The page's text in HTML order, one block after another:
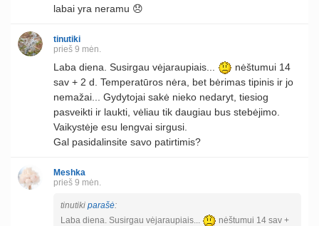
labai yra neramu 😞
tinutiki
prieš 9 mėn.
Laba diena. Susirgau vėjaraupiais...
nėštumui 14
sav + 2 d. Temperatūros nėra, bet bėrimas tipinis ir jo
nemažai... Gydytojai sakė nieko nedaryt, tiesiog
pasveikti ir laukti, vėliau tik daugiau bus stebėjimo.
Vaikystėje esu lengvai sirgusi.
Gal pasidalinsite savo patirtimis?
Meshka
prieš 9 mėn.
tinutiki parašė:
Laba diena. Susirgau vėjaraupiais...
nėštumui 14 sav +